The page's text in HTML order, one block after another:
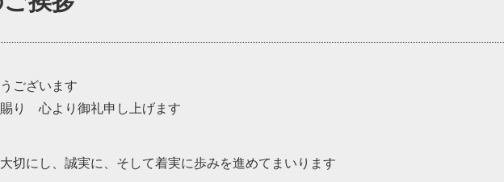
ございます
り 心より御礼申し上げます
切にし、誠実に、そして着実に歩みを進めてまいります